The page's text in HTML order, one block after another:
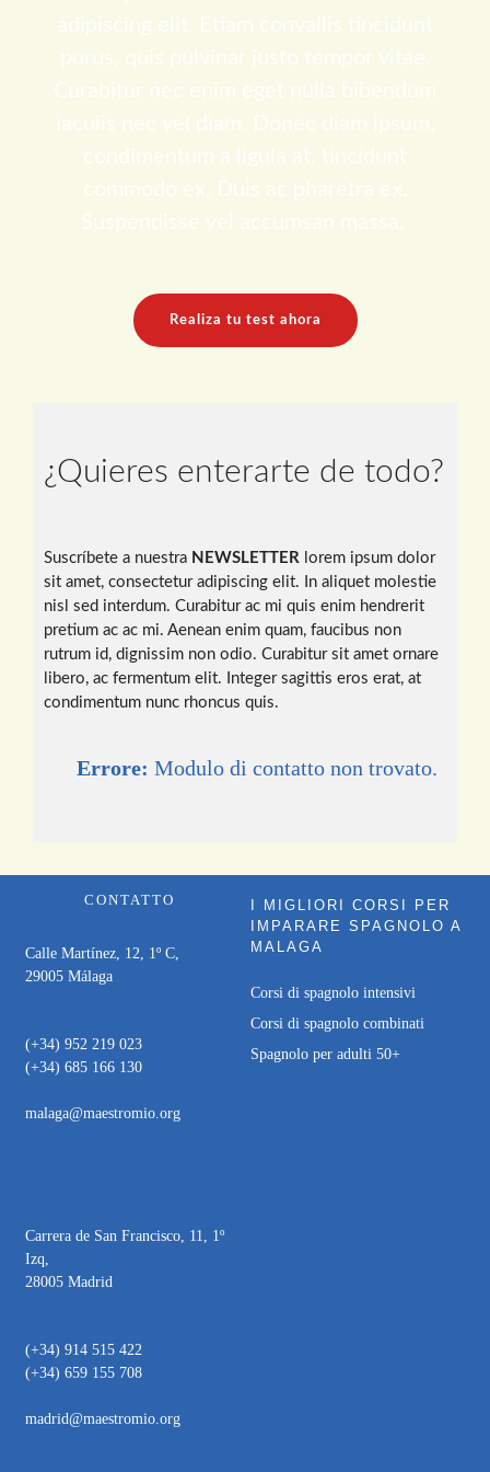
Realiza tu test ahora
¿Quieres enterarte de todo?
Suscríbete a nuestra NEWSLETTER lorem ipsum dolor
sit amet, consectetur adipiscing elit. In aliquet molestie
nisl sed interdum. Curabitur ac mi quis enim hendrerit
pretium ac ac mi. Aenean enim quam, faucibus non
rutrum id, dignissim non odio. Curabitur sit amet ornare
libero, ac fermentum elit. Integer sagittis eros erat, at
condimentum nunc rhoncus quis.
Errore: Modulo di contatto non trovato.
CONTATTO
Calle Martínez, 12, 1º C,
29005 Málaga
(+34) 952 219 023
(+34) 685 166 130
malaga@maestromio.org
Carrera de San Francisco, 11, 1º
Izq,
28005 Madrid
(+34) 914 515 422
(+34) 659 155 708
madrid@maestromio.org
I MIGLIORI CORSI PER
IMPARARE SPAGNOLO A
MALAGA
Corsi di spagnolo intensivi
Corsi di spagnolo combinati
Spagnolo per adulti 50+